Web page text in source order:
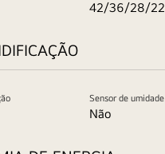
42/36/28/22
Sensor de umidade
Não